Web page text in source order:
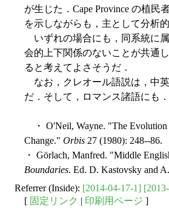
が生じた．Cape Province の植
を示しながらも，主として分析
いずれの場合にも，同系統に
会的上下関係のないことが共通
ると考えてよさそうだ．
なお，クレオール語説は，中
だ．そして，ロマンス諸語にも
・ O'Neil, Wayne. "The Evolution
Change." Orbis 27 (1980): 248--86.
・ Görlach, Manfred. "Middle
Boundaries. Ed. D. Kastovsky and
Referrer (Inside): [2014-04-17-1]
[ 固定リンク | 印刷用ページ ]